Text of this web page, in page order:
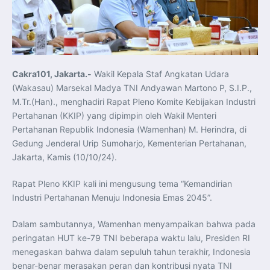
Koordinasi Jaga Stabilitas Keuangan dan Kepercayaan
Pasar
Presiden Prabowo Perkuat Sinergi Perguruan Tinggi dan
PT PAL untuk Majukan Industri Perkapalan Nasional
KASAL dan Panglima Armada Pasifik Rusia Resmi Buka
Latma ORRUDA 2026
T-50i Golden Eagle TNI AU Meriahkan Pitch Black Mindil
Indonesia dan Turki Sepakati Joint Action Plan 2026–
2027, Perkuat Pasar Kerja Inklusif hingga Transformasi
Balai Vokasi
TNI AU Tingkatkan Kemampuan Personel melalui
Pelatihan Signal Radio untuk Misi Pertahanan Udara dan
Radar
Menkeu Purbaya Instruksikan Penyelarasan Aturan KEK
untuk Perkuat Daya Saing Industri Dalam Negeri
Mentan Amran Pacu Produksi Gula Nasional, Target
Swasembada Gula Putih Dua Tahun dan Tembus 3 Juta
Ton
Latma ORRUDA 2026 di Vladivostok Perkuat Diplomasi
Maritim TNI AL dan Rusia
Latihan DACT di Exercise Pitch Black 2026 Tingkatkan
Menlu Sugiono: “Kekuatan Ekonomi ASEAN-RRT Harus
Menjadi Penopang Stabilitas Kawasan”
ASEAN dan Amerika Serikat Perkuat Kemitraan untuk
Jaga Stabilitas Kawasan dan Dorong Pertumbuhan
Ekonomi
Presiden Prabowo Terima Direktur FBI, Indonesia dan AS
Cakra101, Jakarta.- Wakil Kepala Staf Angkatan Udara
(Wakasau) Marsekal Madya TNI Andyawan Martono P, S.I.P.,
M.Tr.(Han)., menghadiri Rapat Pleno Komite Kebijakan Industri
Pertahanan (KKIP) yang dipimpin oleh Wakil Menteri
Pertahanan Republik Indonesia (Wamenhan) M. Herindra, di
Gedung Jenderal Urip Sumoharjo, Kementerian Pertahanan,
Jakarta, Kamis (10/10/24).
Rapat Pleno KKIP kali ini mengusung tema “Kemandirian
Industri Pertahanan Menuju Indonesia Emas 2045”.
Dalam sambutannya, Wamenhan menyampaikan bahwa pada
peringatan HUT ke-79 TNI beberapa waktu lalu, Presiden RI
menegaskan bahwa dalam sepuluh tahun terakhir, Indonesia
benar-benar merasakan peran dan kontribusi nyata TNI